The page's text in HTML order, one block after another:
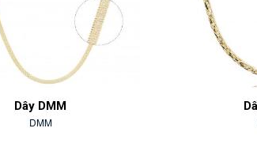
Dây DMM
DMM